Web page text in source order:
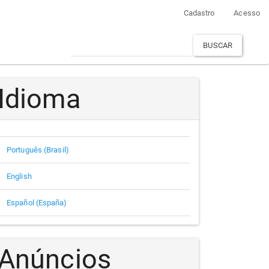
Cadastro Acesso
BUSCAR
Idioma
Português (Brasil)
English
Español (España)